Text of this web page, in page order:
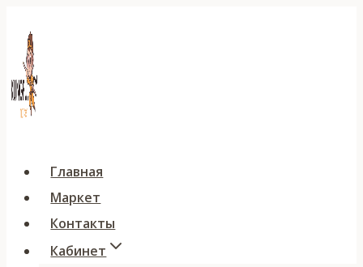
содержимому
Главная
Маркет
Контакты
Кабинет